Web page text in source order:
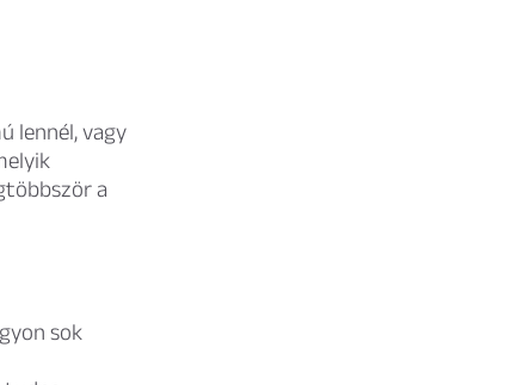
lennél, vagy
a
sok